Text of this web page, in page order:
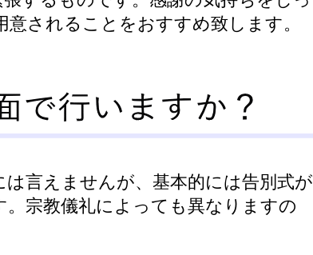
されることをおすすめ致します。
言えませんが、基本的には告別式が
宗教儀礼によっても異なりますの